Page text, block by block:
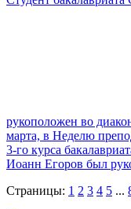
рукоположен во
марта, в Неделю
3-го курса
Иоанн Егоров был
Страницы: 1 2 3 4 5 ...